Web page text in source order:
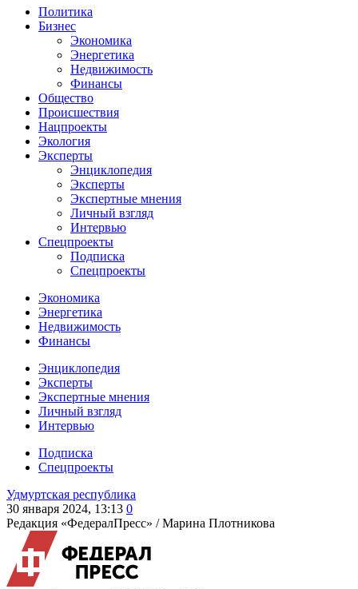
Политика
Бизнес
Экономика
Энергетика
Недвижимость
Финансы
Общество
Происшествия
Нацпроекты
Экология
Эксперты
Энциклопедия
Эксперты
Экспертные мнения
Личный взгляд
Интервью
Спецпроекты
Подписка
Спецпроекты
Экономика
Энергетика
Недвижимость
Финансы
Энциклопедия
Эксперты
Экспертные мнения
Личный взгляд
Интервью
Подписка
Спецпроекты
Удмуртская республика
30 января 2024, 13:13 0
Редакция «ФедералПресс» /Марина Плотникова